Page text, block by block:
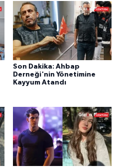
Son Dakika: Ahbap
Derneği'nin Yönetimine
Kayyum Atandı